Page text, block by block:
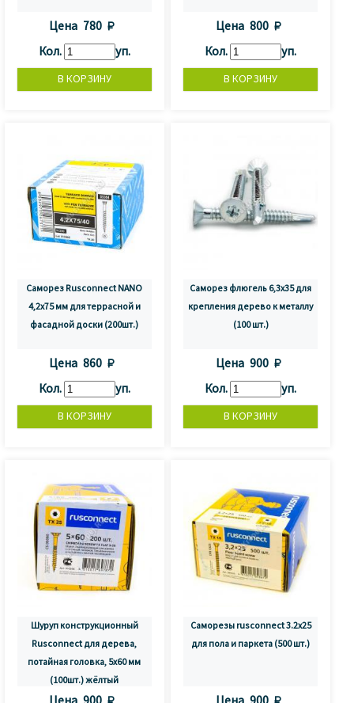
Цена 780 
Кол.
уп.
Цена 800 
Кол.
уп.
Саморез Rusconnect NANO
4,2х75 мм для террасной и
фасадной доски (200шт.)
Цена 860 
Кол.
уп.
Саморез флюгель 6,3х35 для
крепления дерево к металлу
(100 шт.)
Цена 900 
Кол.
уп.
Шуруп конструкционный
Rusconnect для дерева,
потайная головка, 5х60 мм
(100шт.) жёлтый
Саморезы rusconnect 3.2x25
для пола и паркета (500 шт.)